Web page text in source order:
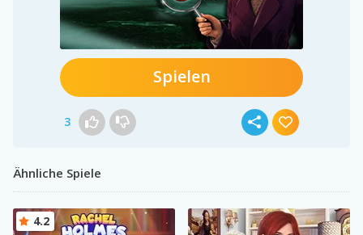
Spielen
3
Ähnliche Spiele
4.2